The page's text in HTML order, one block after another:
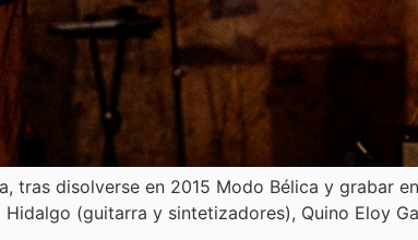
tras disolverse en 2015 Modo Bélica y grabar
(guitarra y sintetizadores), Quino Eloy